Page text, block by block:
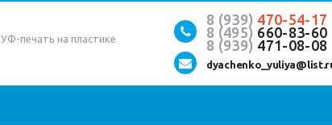
УФ-печать на пластике
8 (939) 470-54-17
8 (495) 660-83-60
8 (939) 471-08-08